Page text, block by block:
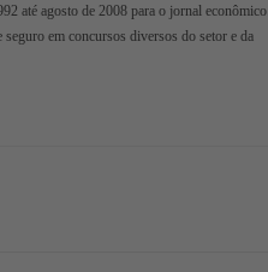
até agosto de 2008 para o jornal econômico
em concursos diversos do setor e da